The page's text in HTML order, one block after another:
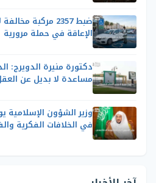
ضبط 2357 مركبة
الإعاقة في حملة مرورية
دكتورة منيرة الدويرج:
مساعدة لا بديل عن
وزير الشؤون الإسلامية
في الخلافات الفكرية